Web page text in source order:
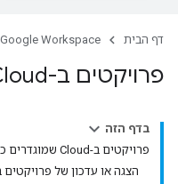
דף הבית Google Workspace
פרויקטים ב-Google Cloud
בדף הזה
פרויקטים ב-Cloud שמוגדרים כברירת מחדל
הצגה או עדכון של